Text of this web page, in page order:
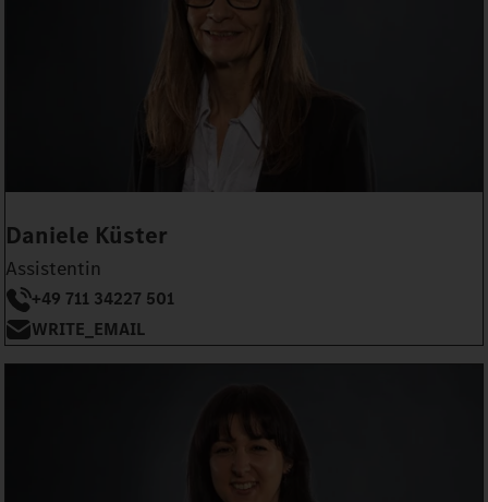
Daniele Küster
Assistentin
+49 711 34227 501
WRITE_EMAIL